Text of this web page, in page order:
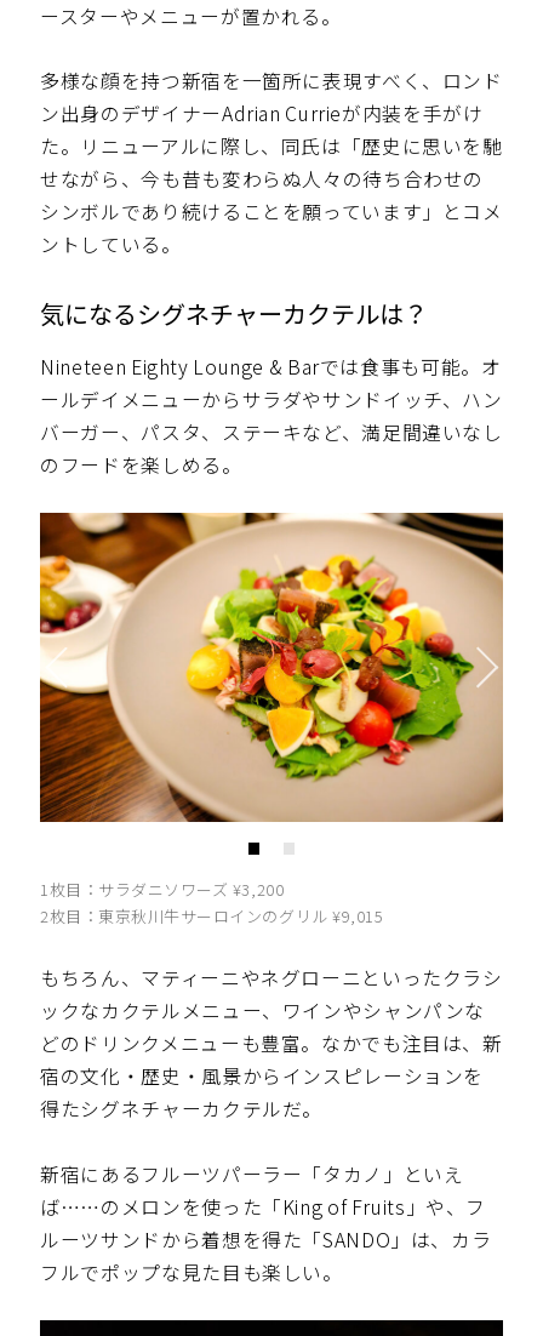
ースターやメニューが置かれる。
多様な顔を持つ新宿を一箇所に表現すべく、ロンド
ン出身のデザイナーAdrian Currieが内装を手がけ
た。リニューアルに際し、同氏は「歴史に思いを馳
せながら、今も昔も変わらぬ人々の待ち合わせの
シンボルであり続けることを願っています」とコメ
ントしている。
気になるシグネチャーカクテルは？
Nineteen Eighty Lounge & Barでは食事も可能。オ
ールデイメニューからサラダやサンドイッチ、ハン
バーガー、パスタ、ステーキなど、満足間違いなし
のフードを楽しめる。
1枚目：サラダニソワーズ ¥3,200
2枚目：東京秋川牛サーロインのグリル ¥9,015
もちろん、マティーニやネグローニといったクラシ
ックなカクテルメニュー、ワインやシャンパンな
どのドリンクメニューも豊富。なかでも注目は、新
宿の文化・歴史・風景からインスピレーションを
得たシグネチャーカクテルだ。
新宿にあるフルーツパーラー「タカノ」といえ
ば……のメロンを使った「King of Fruits」や、フ
ルーツサンドから着想を得た「SANDO」は、カラ
フルでポップな見た目も楽しい。